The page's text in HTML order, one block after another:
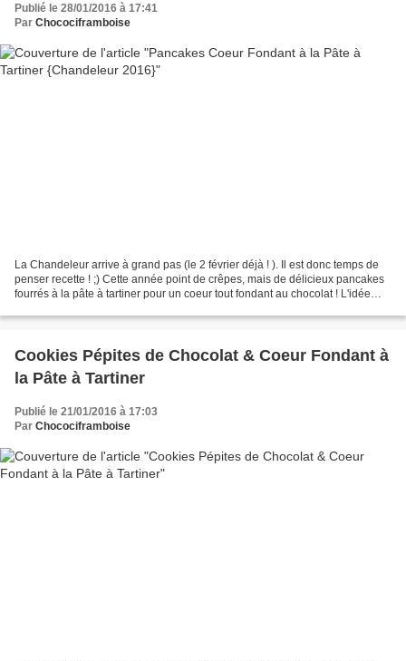
Publié le 28/01/2016 à 17:41
Par Chocociframboise
La Chandeleur arrive à grand pas (le 2 février déjà ! ). Il est donc temps de
penser recette ! ;) Cette année point de crêpes, mais de délicieux pancakes
fourrés à la pâte à tartiner pour un coeur tout fondant au chocolat ! L'idée
Cookies Pépites de Chocolat & Coeur Fondant à
la Pâte à Tartiner
Publié le 21/01/2016 à 17:03
Par Chocociframboise